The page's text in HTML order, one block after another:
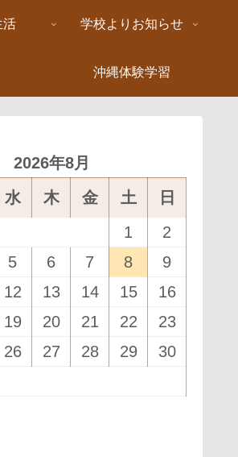
活 学校よりお知らせ
沖縄体験学習
2026年8月
水 木 金 土
日
1
2
5 6 7 8
9
12 13 14 15
16
19 20 21 22
23
26 27 28 29
30